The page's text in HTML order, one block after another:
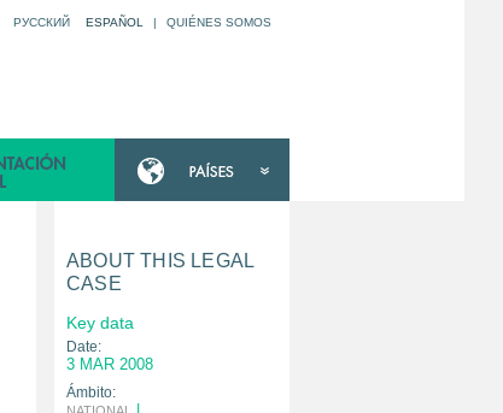
РУССКИЙ ESPAÑOL | QUIÉNES SOMOS
ABOUT THIS LEGAL
CASE
Key data
Date:
3 MAR 2008
Ámbito: